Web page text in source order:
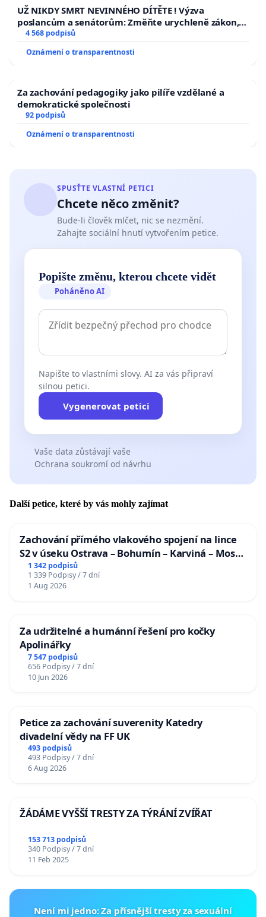
UŽ NIKDY SMRT NEVINNÉHO DÍTĚTE ! Výzva
poslancům a senátorům: Změňte urychleně zákon,
aby se tragédie malé Viktorky už nemohla opakovat!
4 568 podpisů
Oznámení o transparentnosti
Za zachování pedagogiky jako pilíře vzdělané a
demokratické společnosti
92 podpisů
Oznámení o transparentnosti
SPUSŤTE VLASTNÍ PETICI
Chcete něco změnit?
Bude-li člověk mlčet, nic se nezmění.
Zahajte sociální hnutí vytvořením petice.
Popište změnu, kterou chcete vidět
Poháněno AI
Napište to vlastními slovy. AI za vás připraví
silnou petici.
Vygenerovat petici
Vaše data zůstávají vaše
Ochrana soukromí od návrhu
Další petice, které by vás mohly zajímat
Zachování přímého vlakového spojení na lince
S2 v úseku Ostrava – Bohumín – Karviná – Mosty
u Jablunkova
1 342 podpisů
1 339 Podpisy / 7 dní
1 Aug 2026
Za udržitelné a humánní řešení pro kočky
Apolinářky
7 547 podpisů
656 Podpisy / 7 dní
10 Jun 2026
Petice za zachování suverenity Katedry
divadelní vědy na FF UK
493 podpisů
493 Podpisy / 7 dní
6 Aug 2026
ŽÁDÁME VYŠŠÍ TRESTY ZA TÝRÁNÍ ZVÍŘAT
153 713 podpisů
340 Podpisy / 7 dní
11 Feb 2025
Není mi jedno: Za přísnější tresty za sexuální